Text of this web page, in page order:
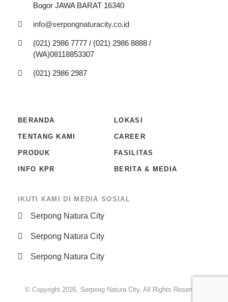
Bogor JAWA BARAT 16340
info@serpongnaturacity.co.id
(021) 2986 7777 / (021) 2986 8888 /
(WA)08118853307
(021) 2986 2987
BERANDA LOKASI
TENTANG KAMI CAREER
PRODUK FASILITAS
INFO KPR BERITA & MEDIA
IKUTI KAMI DI MEDIA SOSIAL
Serpong Natura City
Serpong Natura City
Serpong Natura City
© Copyright 2026, Serpong Natura City. All Rights Reserved.